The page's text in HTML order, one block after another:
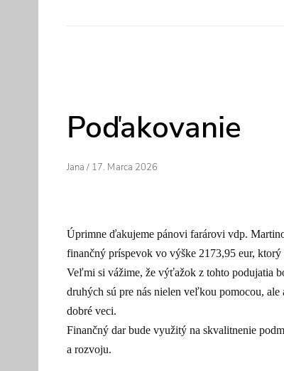
Poďakovanie
Author
Jana / Posted
17. Marca 2026
Úprimne ďakujeme pánovi farárovi vdp.
finančný príspevok vo výške 2173,95 eur,
Veľmi si vážime, že výťažok z tohto podujatia
druhých sú pre nás nielen veľkou pomocou,
dobré veci.
Finančný dar bude využitý na skvalitnenie
a rozvoju.